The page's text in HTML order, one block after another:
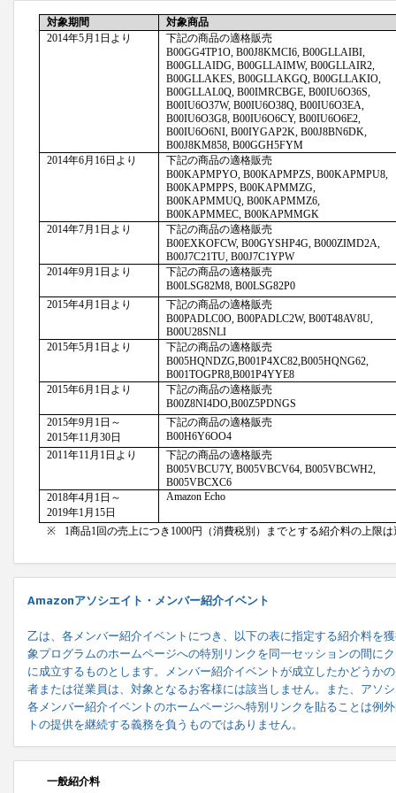
Amazonアソシエイト・メンバー紹介イベント
乙は、各メンバー紹介イベントにつき、以下の表に指定する紹介料を
象プログラムのホームページへの特別リンクを同一セッションの間に
に成立するものとします。メンバー紹介イベントが成立したかどうか
者または従業員は、対象となるお客様には該当しません。また、アソ
各メンバー紹介イベントのホームページへ特別リンクを貼ることは例
トの提供を継続する義務を負うものではありません。